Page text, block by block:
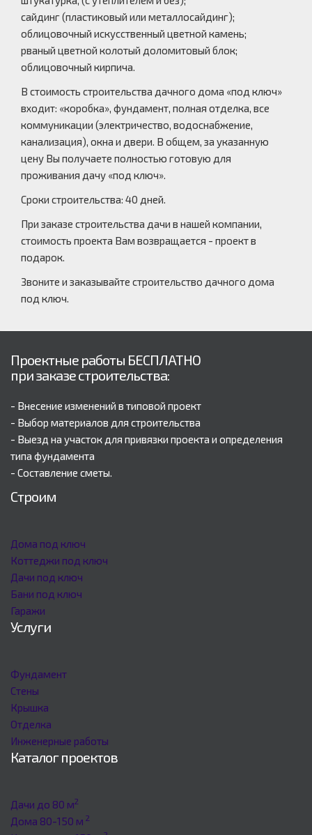
сайдинг (пластиковый или металлосайдинг);
облицовочный искусственный цветной камень;
рваный цветной колотый доломитовый блок;
облицовочный кирпича.
В стоимость строительства дачного дома «под ключ»
входит: «коробка», фундамент, полная отделка, все
коммуникации (электричество, водоснабжение,
канализация), окна и двери. В общем, за указанную
цену Вы получаете полностью готовую для
проживания дачу «под ключ».
Сроки строительства: 40 дней.
При заказе строительства дачи в нашей компании,
стоимость проекта Вам возвращается - проект в
подарок.
Звоните и заказывайте строительство дачного дома
под ключ.
Проектные работы БЕСПЛАТНО
при заказе строительства:
- Внесение изменений в типовой проект
- Выбор материалов для строительства
- Выезд на участок для привязки проекта и определения
типа фундамента
- Составление сметы.
Строим
Дома под ключ
Коттеджи под ключ
Дачи под ключ
Бани под ключ
Гаражи
Услуги
Фундамент
Стены
Крышка
Отделка
Инженерные работы
Каталог проектов
Дачи до 80 м2
Дома 80-150 м 2